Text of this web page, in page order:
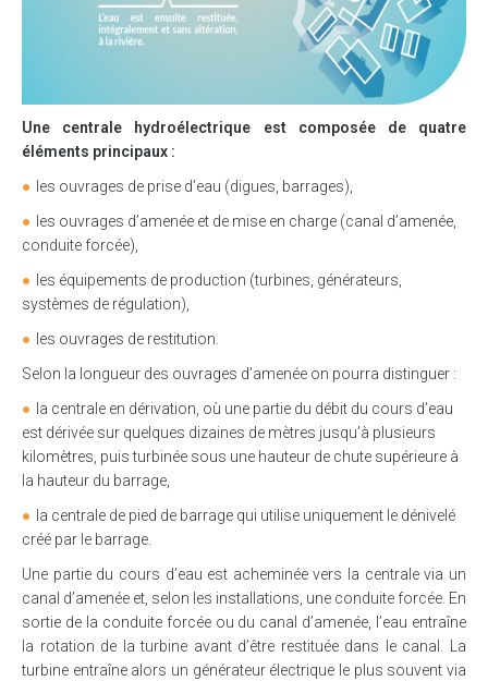
Une centrale hydroélectrique est composée de quatre
éléments principaux :
les ouvrages de prise d’eau (digues, barrages),
les ouvrages d’amenée et de mise en charge (canal d’amenée,
conduite forcée),
les équipements de production (turbines, générateurs,
systèmes de régulation),
les ouvrages de restitution.
Selon la longueur des ouvrages d’amenée on pourra distinguer :
la centrale en dérivation, où une partie du débit du cours d’eau
est dérivée sur quelques dizaines de mètres jusqu’à plusieurs
kilomètres, puis turbinée sous une hauteur de chute supérieure à
la hauteur du barrage,
la centrale de pied de barrage qui utilise uniquement le dénivelé
créé par le barrage.
Une partie du cours d’eau est acheminée vers la centrale via un
canal d’amenée et, selon les installations, une conduite forcée. En
sortie de la conduite forcée ou du canal d’amenée, l’eau entraîne
la rotation de la turbine avant d’être restituée dans le canal. La
turbine entraîne alors un générateur électrique le plus souvent via